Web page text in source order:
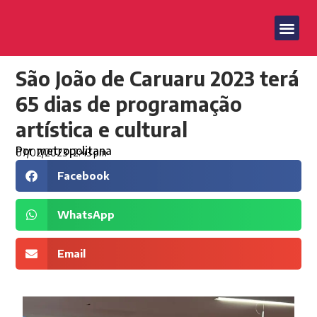
São João de Caruaru 2023 terá
65 dias de programação
artística e cultural
Pormetropolitana
07/02/2023 2:43 pm
Facebook
WhatsApp
Email